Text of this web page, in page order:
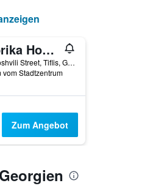
Fabrika Hostel & Suites - Hostel
8 Ninoshvili Street, Tiflis, Georgien
vom Stadtzentrum
Zum Angebot